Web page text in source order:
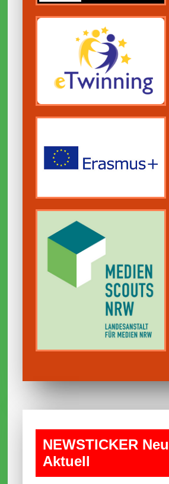
NEWS­TICKER
Aktuell